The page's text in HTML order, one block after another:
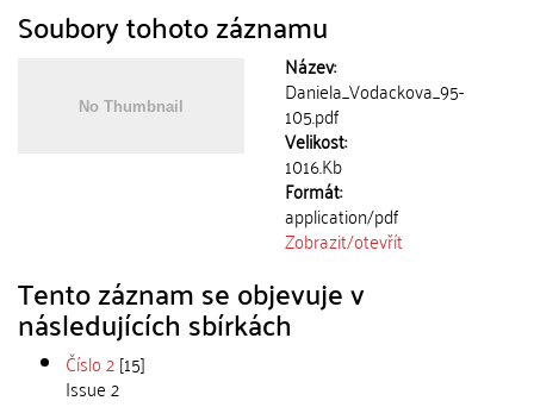
Soubory tohoto záznamu
Název:
Daniela_Vodackova_95-
105.pdf
Velikost:
1016.Kb
Formát:
application/pdf
Zobrazit/otevřít
Tento záznam se objevuje v
následujících sbírkách
Číslo 2[15]
Issue 2